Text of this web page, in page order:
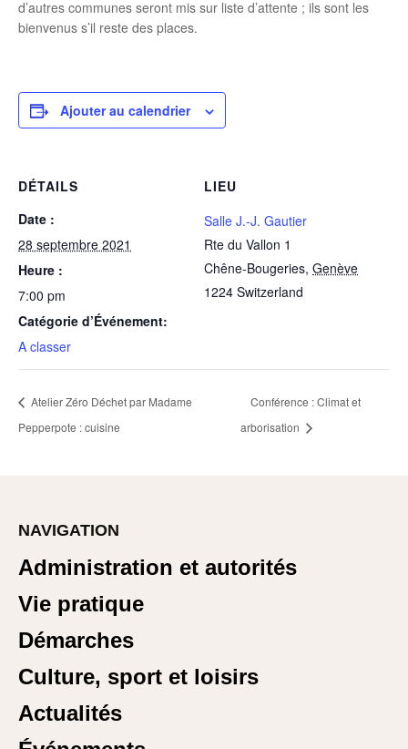
d’autres communes seront mis sur liste d’attente ; ils sont les
bienvenus s’il reste des places.
Ajouter au calendrier
DÉTAILS
Date :
28 septembre 2021
Heure :
7:00 pm
Catégorie d’Événement:
A classer
LIEU
Salle J.-J. Gautier
Rte du Vallon 1
Chêne-Bougeries, Genève
1224 Switzerland
Atelier Zéro Déchet par Madame
Pepperpote : cuisine
Conférence : Climat et
arborisation
NAVIGATION
Administration et autorités
Vie pratique
Démarches
Culture, sport et loisirs
Actualités